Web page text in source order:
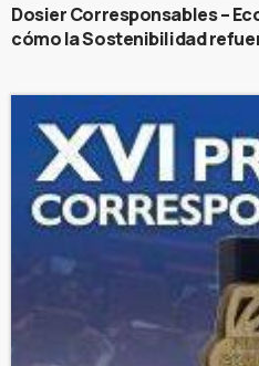
Dosier Corresponsables –
cómo la Sostenibilidad